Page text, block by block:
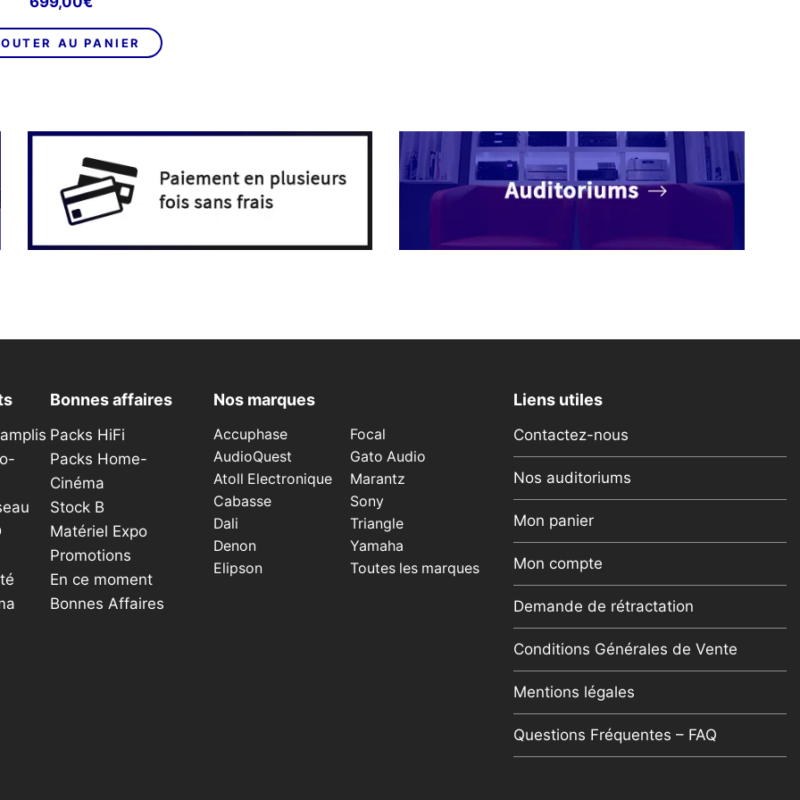
AU PANIER
Bonnes affaires
Packs HiFi
Packs Home-
Cinéma
Stock B
Matériel Expo
Promotions
En ce moment
Bonnes Affaires
Nos marques
Accuphase
AudioQuest
Atoll Electronique
Cabasse
Dali
Denon
Elipson
Focal
Gato Audio
Marantz
Sony
Triangle
Yamaha
Toutes les marques
Liens utiles
Contactez-nous
Nos auditoriums
Mon panier
Mon compte
Demande de rétractation
Conditions Générales de Vente
Mentions légales
Questions Fréquentes – FAQ